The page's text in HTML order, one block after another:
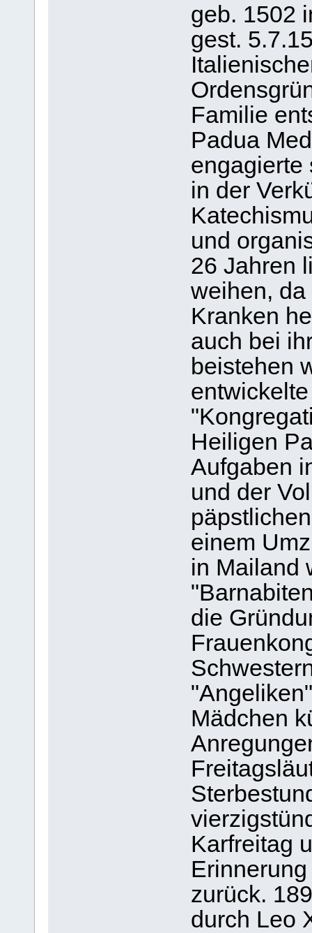
geb. 1502
gest.
Familie
Padua
engagierte
in der
und
26 Jahren
weihen,
Kranken
auch bei
beistehen
Heiligen
Aufgaben
und der
einem
in Mailand
die
Mädchen
Karfreitag
zurück.
durch Leo